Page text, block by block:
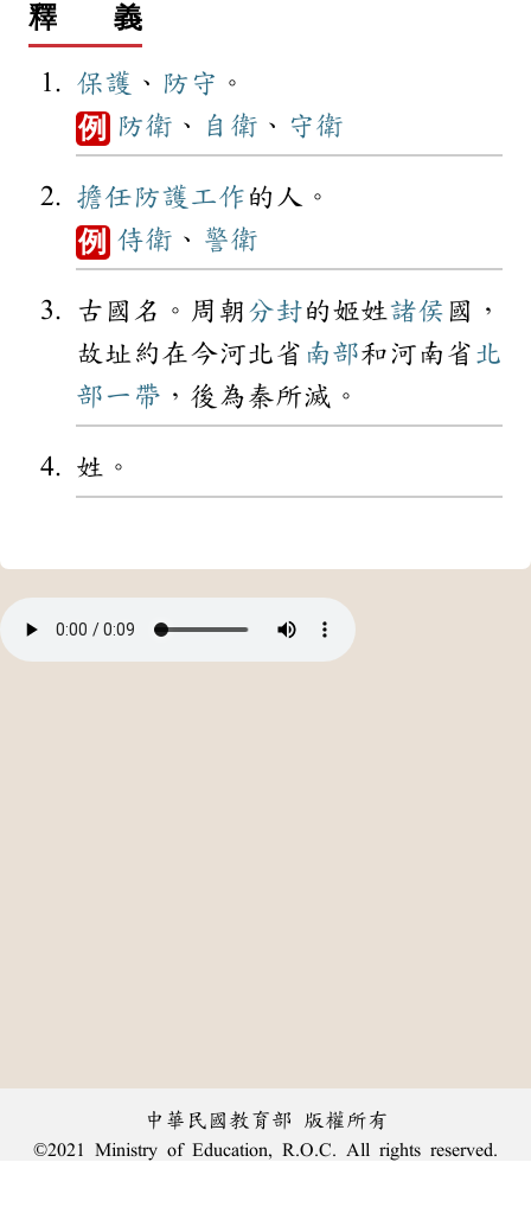
釋 義
保護 、 防守 。
例 防衛 、 自衛 、 守衛
擔任防護 工作 的人。
例 侍衛 、 警衛
古國名。周朝 分封的姬姓諸侯 國，
故址約在今河北省 南部和河南省 北
部一帶 ，後為秦所滅。
姓。
中華民國教育部 版權所有
©2021 Ministry of Education, R.O.C. All rights reserved.